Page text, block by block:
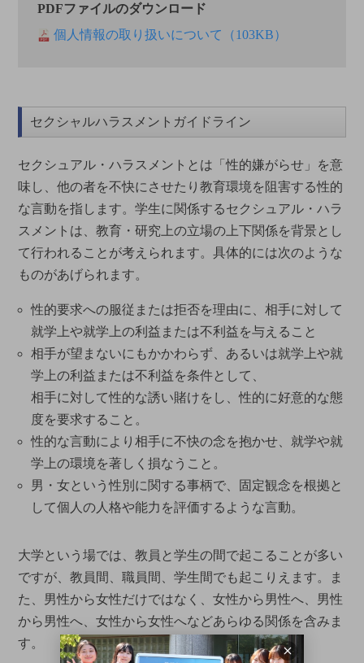
PDFファイルのダウンロード
個人情報の取り扱いについて（103KB）
セクシャルハラスメントガイドライン
セクシュアル・ハラスメントとは「性的嫌がらせ」を意
味し、他の者を不快にさせたり教育環境を阻害する性的
な言動を指します。学生に関係するセクシュアル・ハラ
スメントは、教育・研究上の立場の上下関係を背景とし
て行われることが考えられます。具体的には次のような
ものがあげられます。
性的要求への服従または拒否を理由に、相手に対して
就学上や就学上の利益または不利益を与えること
相手が望まないにもかかわらず、あるいは就学上や就
学上の利益または不利益を条件として、
相手に対して性的な誘い賭けをし、性的に好意的な態
度を要求すること。
性的な言動により相手に不快の念を抱かせ、就学や就
学上の環境を著しく損なうこと。
男・女という性別に関する事柄で、固定観念を根拠と
して個人の人格や能力を評価するような言動。
大学という場では、教員と学生の間で起こることが多い
ですが、教員間、職員間、学生間でも起こりえます。ま
た、男性から女性だけではなく、女性から男性へ、男性
から男性へ、女性から女性へなどあらゆる関係を含みま
す。